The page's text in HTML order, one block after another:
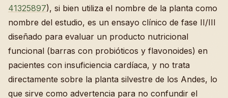
41325897), si bien utiliza el nombre de la planta como
nombre del estudio, es un ensayo clínico de fase II/III
diseñado para evaluar un producto nutricional
funcional (barras con probióticos y flavonoides) en
pacientes con insuficiencia cardíaca, y no trata
directamente sobre la planta silvestre de los Andes, lo
que sirve como advertencia para no confundir el